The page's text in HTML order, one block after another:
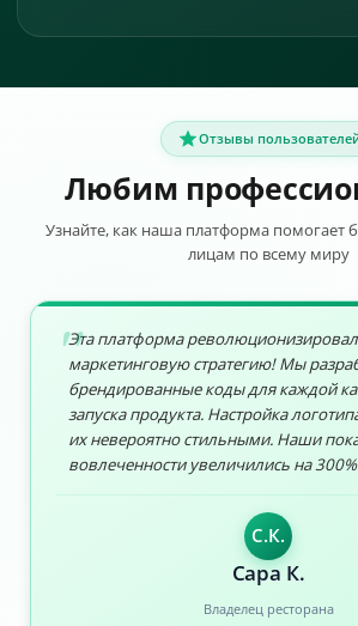
Отзывы
Любим
Узнайте, как наша платформа помогает
лицам по всему миру
Эта платформа
маркетинговую стратегию! Мы
брендированные коды для каждой
запуска продукта. Настройка
их невероятно стильными. Наши
вовлеченности увеличились на
С.К.
Сара К.
Владелец ресторана